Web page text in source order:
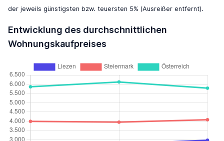
der jeweils günstigsten bzw. teuersten 5% (Ausreißer entfernt).
Entwicklung des durchschnittlichen
Wohnungskaufpreises